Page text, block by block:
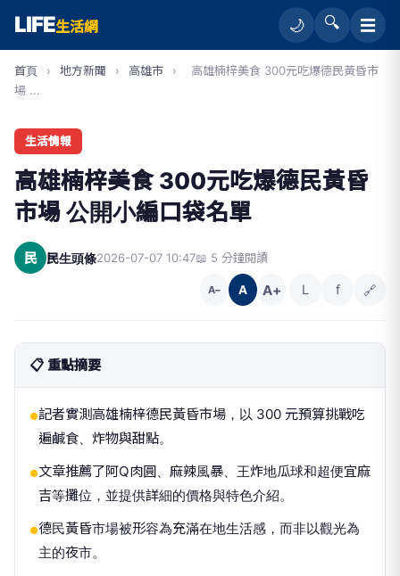
LIFE生活網 🌙 🔍 ☰
首頁 › 地方新聞 › 高雄市 ›
高雄楠梓美食 300元吃爆德民黃昏市
場 ...
生活情報
高雄楠梓美食 300元吃爆德民黃昏
市場 公開小編口袋名單
民 民生頭條2026-07-07 10:47📖 5 分鐘閱讀
A− A A+ L f 🔗
📋 重點摘要
●記者實測高雄楠梓德民黃昏市場，以 300 元預算挑戰吃
遍鹹食、炸物與甜點。
●文章推薦了阿Q肉圓、麻辣風暴、王炸地瓜球和超便宜麻
吉等攤位，並提供詳細的價格與特色介紹。
●德民黃昏市場被形容為充滿在地生活感，而非以觀光為
主的夜市。